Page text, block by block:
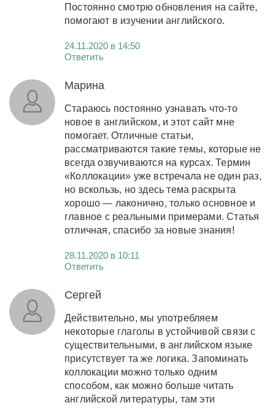
Постоянно смотрю обновления на сайте,
помогают в изучении английского.
24.11.2020 в 14:50
Ответить
Марина
Стараюсь постоянно узнавать что-то
новое в английском, и этот сайт мне
помогает. Отличные статьи,
рассматриваются такие темы, которые не
всегда озвучиваются на курсах. Термин
«Коллокации» уже встречала не один раз,
но вскользь, но здесь тема раскрыта
хорошо — лаконично, только основное и
главное с реальными примерами. Статья
отличная, спасибо за новые знания!
28.11.2020 в 10:11
Ответить
Сергей
Действительно, мы употребляем
некоторые глаголы в устойчивой связи с
существительными, в английском языке
присутствует та же логика. Запоминать
коллокации можно только одним
способом, как можно больше читать
английской литературы, там эти